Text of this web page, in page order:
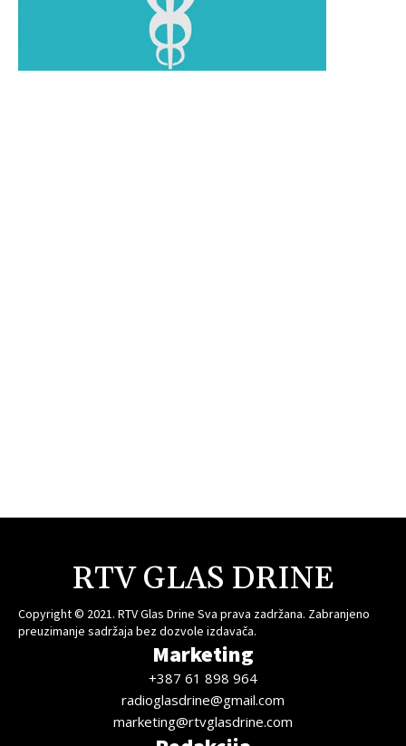
RTV GLAS DRINE
Copyright © 2021. RTV Glas Drine Sva prava zadržana. Zabranjeno
preuzimanje sadržaja bez dozvole izdavača.
Marketing
+387 61 898 964
radioglasdrine@gmail.com
marketing@rtvglasdrine.com